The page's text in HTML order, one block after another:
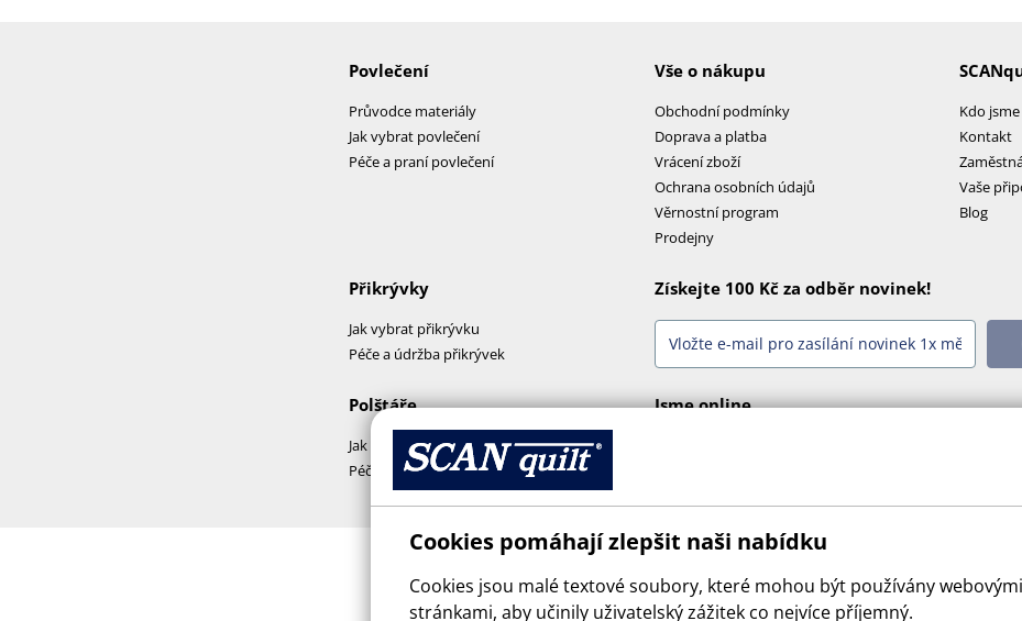
Povlečení
Průvodce materiály
Jak vybrat povlečení
Péče a praní povlečení
Vše o nákupu
Obchodní podmínky
Doprava a platba
Vrácení zboží
Ochrana osobních údajů
Věrnostní program
Prodejny
Kdo jsme
Kontakt
Vaše
Blog
Přikrývky
Jak vybrat přikrývku
Péče a údržba přikrývek
Polštáře
Jak vybrat polštář
Péče a praní polštářů
Získejte 100 Kč za odběr novinek!
Jsme online
Cookies pomáhají zlepšit naši nabídku
Cookies jsou malé textové soubory, které mohou být používány webovými
stránkami, aby učinily uživatelský zážitek co nejvíce příjemný.